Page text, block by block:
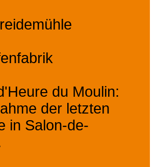
du Moulin:
der letzten
in Salon-de-